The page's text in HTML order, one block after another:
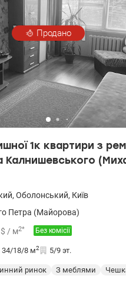
Продано
1к квартири з
Калнишевського
, Оболонський, Київ
Петра (Майорова)
$ / м2* Без комісії
34/18/8 м2 5/9 эт.
ринок З меблями